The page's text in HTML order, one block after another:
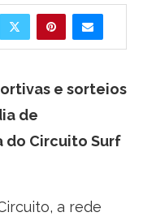
e sorteios
de
do Circuito Surf
a rede